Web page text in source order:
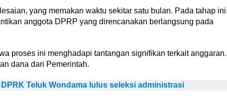
yang memakan waktu sekitar satu bulan. Pada tahap
anggota DPRP yang direncanakan berlangsung pada
proses ini menghadapi tantangan signifikan terkait anggaran.
dana dari Pemerintah.
Teluk Wondama lulus seleksi administrasi